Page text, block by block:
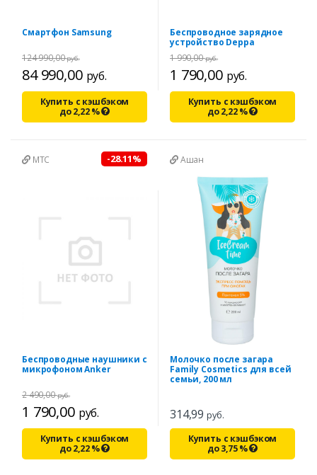
Смартфон Samsung
84 990,00 руб.
124 990,00руб.
Купить с кэшбэком
до2,22%
Беспроводное зарядное
устройство Deppa
1 790,00 руб.
1 990,00руб.
Купить с кэшбэком
до2,22%
МТС -28.11%
Беспроводные наушники с
микрофоном Anker
1 790,00 руб.
2 490,00руб.
Купить с кэшбэком
до2,22%
Ашан
Молочко после загара
Family Cosmetics для всей
семьи, 200 мл
314,99 руб.
Купить с кэшбэком
до3,75%